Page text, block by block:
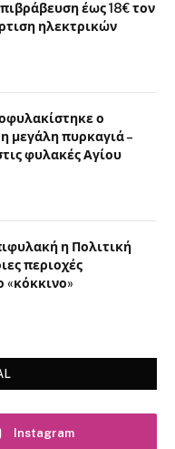
έως 18€ τον
ηλεκτρικών
ο
μεγάλη πυρκαγιά –
φυλακές Αγίου
η Πολιτική
περιοχές
«κόκκινο»
Instagram